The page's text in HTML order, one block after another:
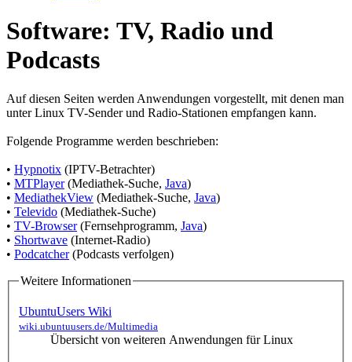
Software: TV, Radio und
Podcasts
Auf diesen Seiten werden Anwendungen vorgestellt, mit denen man
unter Linux TV-Sender und Radio-Stationen empfangen kann.
Folgende Programme werden beschrieben:
• Hypnotix (IPTV-Betrachter)
• MTPlayer(Mediathek-Suche, Java)
• MediathekView (Mediathek-Suche, Java)
• Televido (Mediathek-Suche)
• TV-Browser(Fernsehprogramm, Java)
• Shortwave (Internet-Radio)
• Podcatcher(Podcasts verfolgen)
Weitere Informationen
UbuntuUsers Wiki
wiki.ubuntuusers.de/Multimedia
Übersicht von weiteren Anwendungen für Linux